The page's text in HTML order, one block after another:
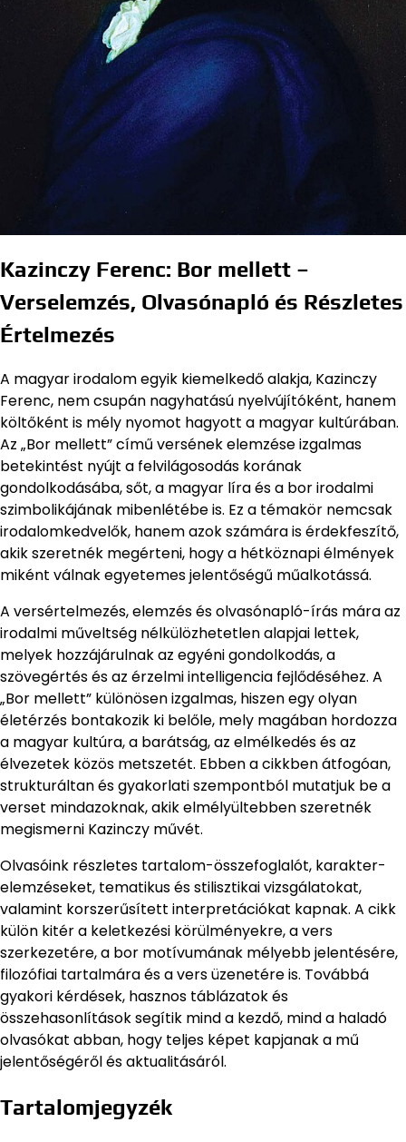
Kazinczy Ferenc: Bor mellett –
Verselemzés, Olvasónapló és Részletes
Értelmezés
A magyar irodalom egyik kiemelkedő alakja, Kazinczy
Ferenc, nem csupán nagyhatású nyelvújítóként, hanem
költőként is mély nyomot hagyott a magyar kultúrában.
Az „Bor mellett” című versének elemzése izgalmas
betekintést nyújt a felvilágosodás korának
gondolkodásába, sőt, a magyar líra és a bor irodalmi
szimbolikájának mibenlétébe is. Ez a témakör nemcsak
irodalomkedvelők, hanem azok számára is érdekfeszítő,
akik szeretnék megérteni, hogy a hétköznapi élmények
miként válnak egyetemes jelentőségű műalkotássá.
A versértelmezés, elemzés és olvasónapló-írás mára az
irodalmi műveltség nélkülözhetetlen alapjai lettek,
melyek hozzájárulnak az egyéni gondolkodás, a
szövegértés és az érzelmi intelligencia fejlődéséhez. A
„Bor mellett” különösen izgalmas, hiszen egy olyan
életérzés bontakozik ki belőle, mely magában hordozza
a magyar kultúra, a barátság, az elmélkedés és az
élvezetek közös metszetét. Ebben a cikkben átfogóan,
strukturáltan és gyakorlati szempontból mutatjuk be a
verset mindazoknak, akik elmélyültebben szeretnék
megismerni Kazinczy művét.
Olvasóink részletes tartalom-összefoglalót, karakter-
elemzéseket, tematikus és stilisztikai vizsgálatokat,
valamint korszerűsített interpretációkat kapnak. A cikk
külön kitér a keletkezési körülményekre, a vers
szerkezetére, a bor motívumának mélyebb jelentésére,
filozófiai tartalmára és a vers üzenetére is. Továbbá
gyakori kérdések, hasznos táblázatok és
összehasonlítások segítik mind a kezdő, mind a haladó
olvasókat abban, hogy teljes képet kapjanak a mű
jelentőségéről és aktualitásáról.
Tartalomjegyzék